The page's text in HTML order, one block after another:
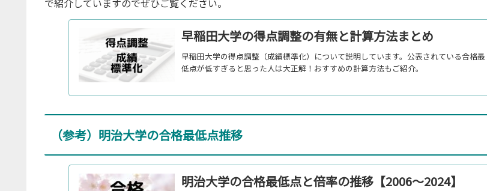
で紹介していますのでぜひご覧ください。
早稲田大学の得点調整の有無と計算方法まとめ
早稲田大学の得点調整（成績標準化）について説明しています。公表されている合格最
低点が低すぎると思った人は大正解！おすすめの計算方法もご紹介。
（参考）明治大学の合格最低点推移
明治大学の合格最低点と倍率の推移【2006～2024】